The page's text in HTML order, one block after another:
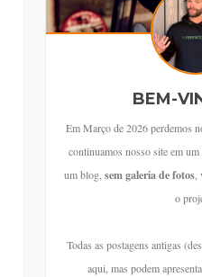
BEM-
Em Março de 2026 perdemos
continuamos nosso site em
um blog,sem galeria de fotos,
o
Todas as postagens antigas
aqui, mas podem